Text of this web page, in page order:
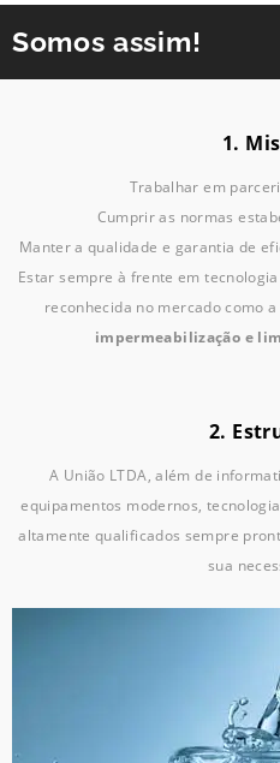
Somos assim!
1.
Trabalhar em
Cumprir as normas
Manter a qualidade e garantia de
Estar sempre à frente em
reconhecida no mercado como a
impermeabilização e
2.
A União LTDA, além de
equipamentos modernos,
altamente qualificados sempre
sua